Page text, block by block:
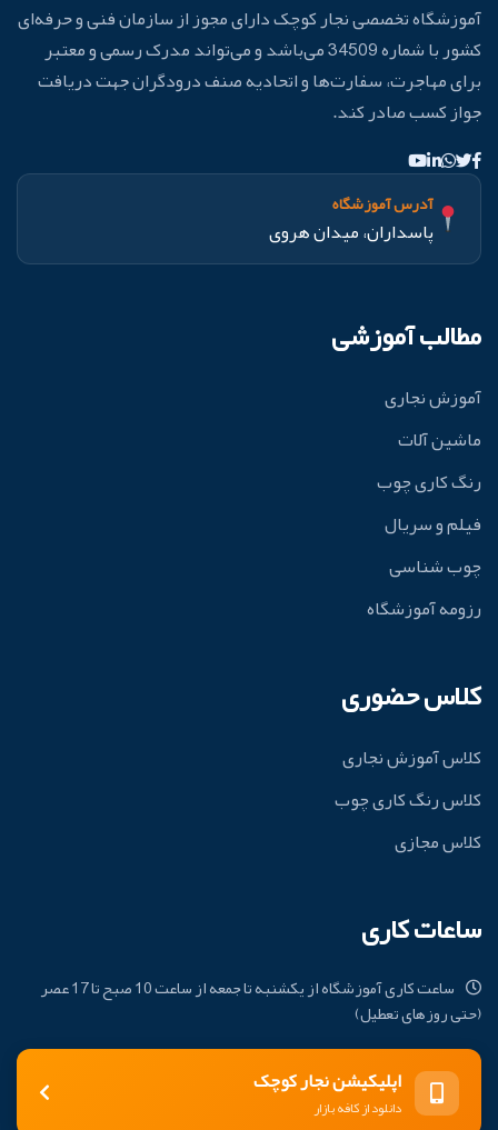
آموزشگاه تخصصی نجار کوچک دارای مجوز از سازمان فنی و حرفه‌ای
کشور با شماره 34509 می‌باشد و می‌تواند مدرک رسمی و معتبر
برای مهاجرت، سفارت‌ها و اتحادیه صنف درودگران جهت دریافت
جواز کسب صادر کند.
آدرس آموزشگاه
پاسداران، میدان هروی
مطالب آموزشی
آموزش نجاری
ماشین آلات
رنگ کاری چوب
فیلم و سریال
چوب شناسی
رزومه آموزشگاه
کلاس حضوری
کلاس آموزش نجاری
کلاس رنگ کاری چوب
کلاس مجازی
ساعات کاری
ساعت کاری آموزشگاه از یکشنبه تا جمعه از ساعت 10 صبح تا 17 عصر
(حتی روزهای تعطیل)
اپلیکیشن نجار کوچک
دانلود از کافه بازار